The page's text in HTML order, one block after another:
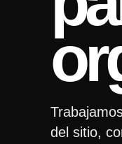
del sitio,